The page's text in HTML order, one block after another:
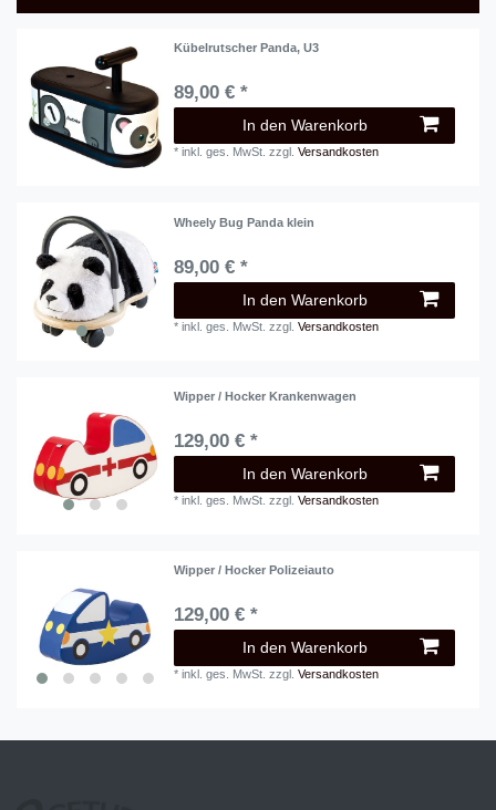
Kübelrutscher Panda, U3
89,00 € *
In den Warenkorb
*inkl. ges. MwSt. zzgl.Versandkosten
Wheely Bug Panda klein
89,00 € *
In den Warenkorb
*inkl. ges. MwSt. zzgl.Versandkosten
Wipper / Hocker Krankenwagen
129,00 € *
In den Warenkorb
*inkl. ges. MwSt. zzgl.Versandkosten
Wipper / Hocker Polizeiauto
129,00 € *
In den Warenkorb
*inkl. ges. MwSt. zzgl.Versandkosten